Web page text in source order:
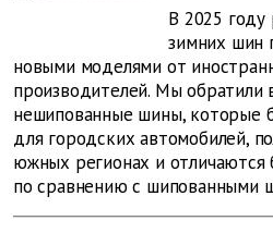
В 2025 году
зимних шин
новыми моделями от
производителей. Мы обратили
нешипованные шины, которые
для городских автомобилей,
южных регионах и отличаются
по сравнению с шипованными